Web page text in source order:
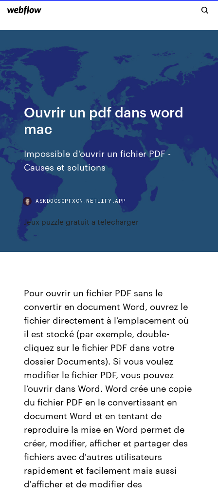
Ouvrir un pdf dans word
mac
Impossible d'ouvrir un fichier PDF -
Causes et solutions
ASKDOCSGPFXCN.NETLIFY.APP
Jeux puzzle gratuit a telecharger
Pour ouvrir un fichier PDF sans le
convertir en document Word, ouvrez le
fichier directement à l’emplacement où
il est stocké (par exemple, double-
cliquez sur le fichier PDF dans votre
dossier Documents). Si vous voulez
modifier le fichier PDF, vous pouvez
l’ouvrir dans Word. Word crée une copie
du fichier PDF en le convertissant en
document Word et en tentant de
reproduire la mise en Word permet de
créer, modifier, afficher et partager des
fichiers avec d'autres utilisateurs
rapidement et facilement mais aussi
d'afficher et de modifier des